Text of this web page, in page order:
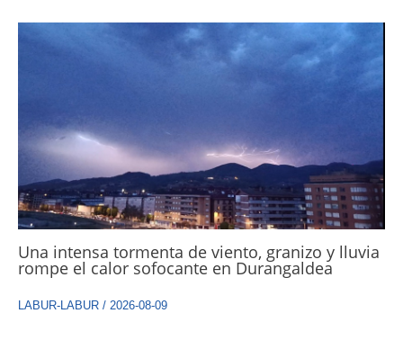
Una intensa tormenta de viento, granizo y lluvia
rompe el calor sofocante en Durangaldea
LABUR-LABUR / 2026-08-09